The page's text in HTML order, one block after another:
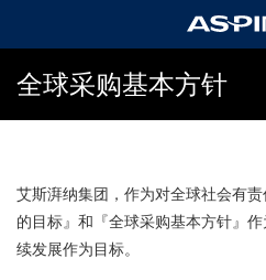
全球采购基本方针
艾斯湃纳集团，作为对全球社会有
的目标』和『全球采购基本方针』
续发展作为目标。